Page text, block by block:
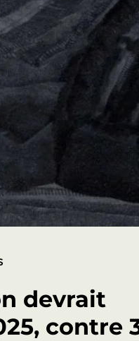
devrait
contre